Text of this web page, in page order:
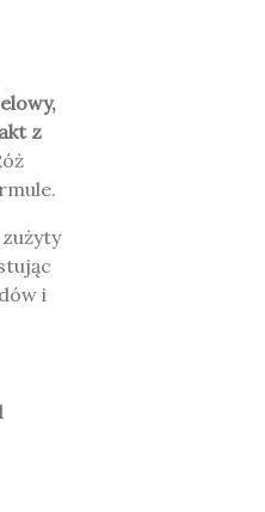
z
i